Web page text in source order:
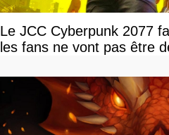
Le JCC Cyberpunk 2077
les fans ne vont pas être